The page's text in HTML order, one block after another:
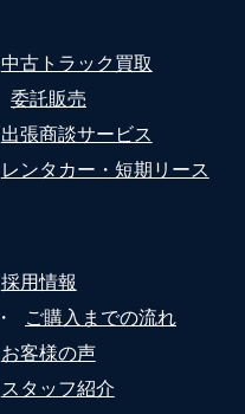
中古トラック買取
委託販売
出張商談サービス
レンタカー・短期リース
採用情報
・
ご購入までの流れ
お客様の声
スタッフ紹介